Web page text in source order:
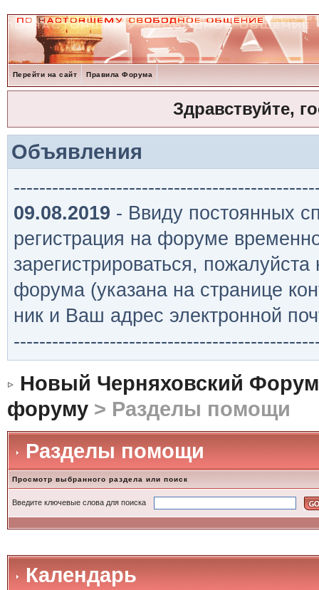
Перейти на сайт Правила Форума
Здравствуйте,
Объявления
09.08.2019 - Ввиду постоянных
регистрация на форуме
зарегистрироваться,
форума (указана на странице
ник и Ваш адрес электронной
Новый Черняховский Форум
форуму> Разделы помощи
Разделы помощи
Просмотр выбранного раздела или поиск
Введите ключевые слова для поиска
Календарь